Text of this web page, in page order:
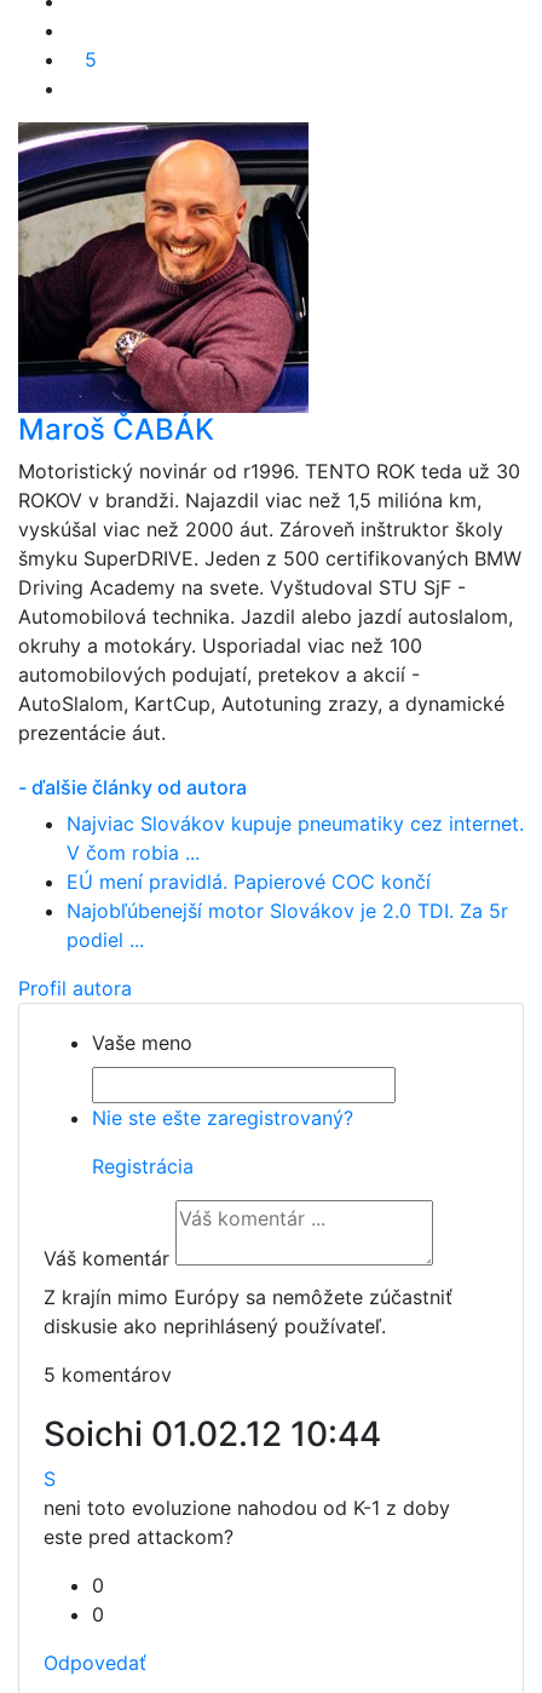
5
Maroš ČABÁK
Motoristický novinár od r1996. TENTO ROK teda už 30
ROKOV v brandži. Najazdil viac než 1,5 milióna km,
vyskúšal viac než 2000 áut. Zároveň inštruktor školy
šmyku SuperDRIVE. Jeden z 500 certifikovaných BMW
Driving Academy na svete. Vyštudoval STU SjF -
Automobilová technika. Jazdil alebo jazdí autoslalom,
okruhy a motokáry. Usporiadal viac než 100
automobilových podujatí, pretekov a akcií -
AutoSlalom, KartCup, Autotuning zrazy, a dynamické
prezentácie áut.
- ďalšie články od autora
Najviac Slovákov kupuje pneumatiky cez internet.
V čom robia ...
EÚ mení pravidlá. Papierové COC končí
Najobľúbenejší motor Slovákov je 2.0 TDI. Za 5r
podiel ...
Profil autora
Vaše meno
Nie ste ešte zaregistrovaný?
Registrácia
Váš komentár
Z krajín mimo Európy sa nemôžete zúčastniť
diskusie ako neprihlásený používateľ.
5 komentárov
Soichi 01.02.12 10:44
S
neni toto evoluzione nahodou od K-1 z doby
este pred attackom?
0
0
Odpovedať